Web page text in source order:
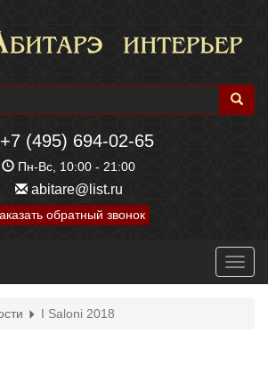
+7 (495) 694-02-65
Пн-Вс, 10:00 - 21:00
abitare@list.ru
обратный звонок
I Saloni 2018